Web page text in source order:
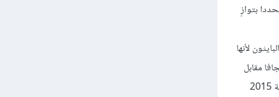
بتوازٍ
لأنها
مقابل
بسنة 2015